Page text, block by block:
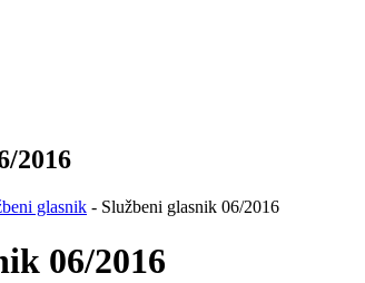
2016
glasnik - Službeni glasnik 06/2016
06/2016